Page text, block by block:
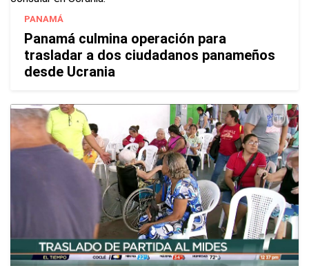
PANAMÁ
Panamá culmina operación para
trasladar a dos ciudadanos panameños
desde Ucrania